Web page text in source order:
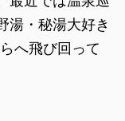
湯・秘湯大好き
へ飛び回って